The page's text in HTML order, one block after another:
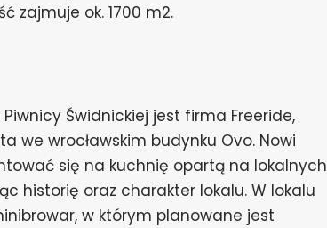
zajmuje ok. 1700 m2.
Świdnickiej jest firma Freeride,
we wrocławskim budynku Ovo. Nowi
się na kuchnię opartą na lokalnych
historię oraz charakter lokalu. W lokalu
w którym planowane jest